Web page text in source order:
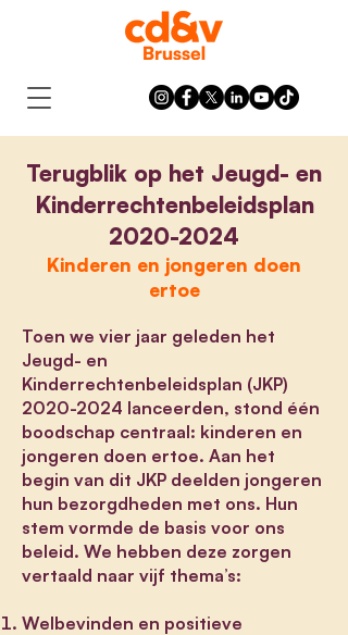
Terugblik op het Jeugd- en
Kinderrechtenbeleidsplan
2020-2024
Kinderen en jongeren doen
ertoe
Toen we vier jaar geleden het
Jeugd- en
Kinderrechtenbeleidsplan (JKP)
2020-2024 lanceerden, stond één
boodschap centraal: kinderen en
jongeren doen ertoe. Aan het
begin van dit JKP deelden jongeren
hun bezorgdheden met ons. Hun
stem vormde de basis voor ons
beleid. We hebben deze zorgen
vertaald naar vijf thema’s:
Welbevinden en positieve